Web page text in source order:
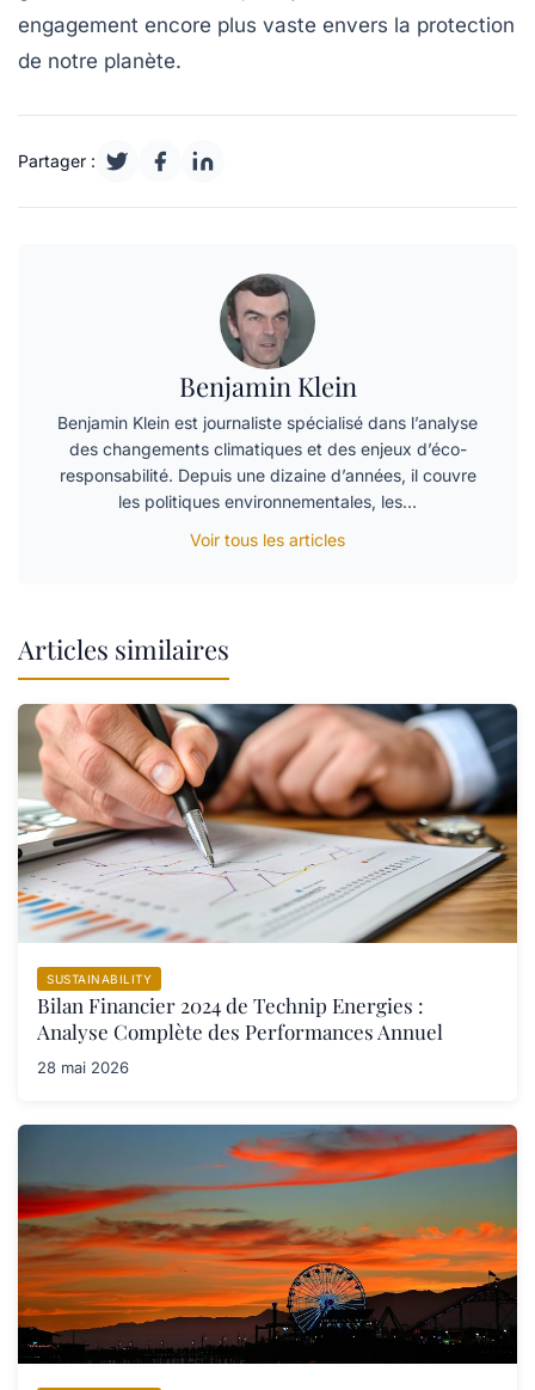
engagement encore plus vaste envers la protection
de notre planète.
Partager :
Benjamin Klein
Benjamin Klein est journaliste spécialisé dans l’analyse
des changements climatiques et des enjeux d’éco-
responsabilité. Depuis une dizaine d’années, il couvre
les politiques environnementales, les…
Voir tous les articles
Articles similaires
SUSTAINABILITY
Bilan Financier 2024 de Technip Energies :
Analyse Complète des Performances Annuel
28 mai 2026